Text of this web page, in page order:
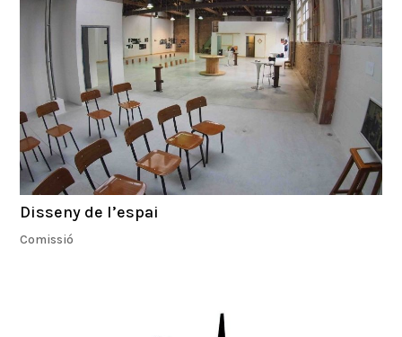
Disseny de l’espai
Comissió